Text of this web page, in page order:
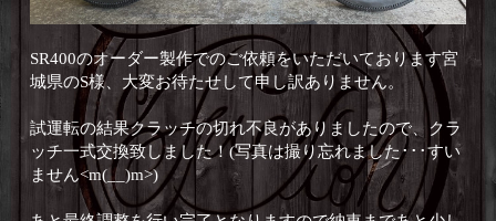
SR400のオーダー製作でのご依頼をいただいております宮
城県のS様、大変お待たせして申し訳ありません。
試運転の結果クラッチの切れ不良がありましたので、クラ
ッチ一式交換致しました！(写真は撮り忘れました･･･すい
ません<m(__)m>)